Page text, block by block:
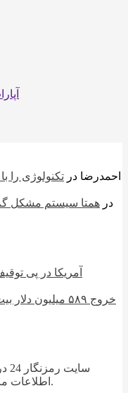
احمدرضا در تکنولوژی را
در همتا سیستم مشکل
خروج ۵۸۹ میلیون
اطلاعات مردم از دنیای رمز ارز ها راه اندازی گردید.